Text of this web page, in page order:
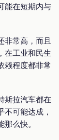
能在短期内与
非常高，而且
在工业和民生
赖程度都非常
斯拉汽车都在
可能达成，
么快。